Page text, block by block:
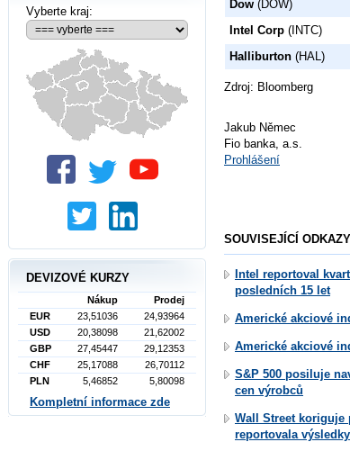
Dow (DOW)
Intel Corp (INTC)
Halliburton (HAL)
Zdroj: Bloomberg
Jakub Němec
Fio banka, a.s.
Prohlášení
SOUVISEJÍCÍ ODKAZY
Intel reportoval
posledních 15 let
Americké akciové
Americké akciové
S&P 500 posiluje
cen výrobců
Wall Street koriguje
reportovala
Vyberte kraj:
DEVIZOVÉ KURZY
Nákup
Prodej
EUR
23,51036
24,93964
USD
20,38098
21,62002
GBP
27,45447
29,12353
CHF
25,17088
26,70112
PLN
5,46852 5,80098
Kompletní informace zde